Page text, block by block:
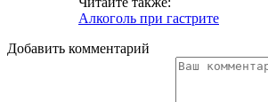
Алкоголь при гастрите
Добавить комментарий